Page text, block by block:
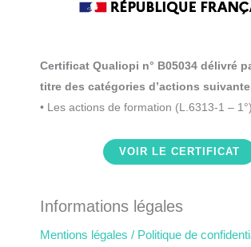
Certificat Qualiopi n° B05034 délivré
titre des catégories d’actions
• Les actions de formation (L.6313-1 – 1°)
VOIR LE CERTIFICAT
Informations légales
Mentions légales / Politique de